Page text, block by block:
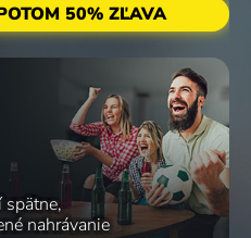
50% ZĽAVA
spätne
nahrávanie